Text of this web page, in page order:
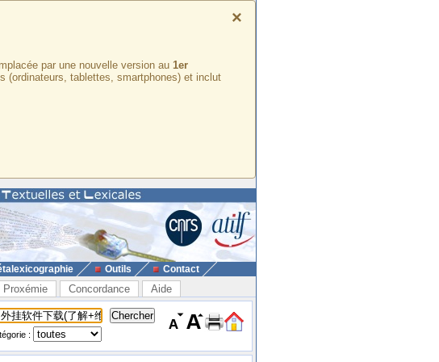
×
par une nouvelle version au 1er
(ordinateurs, tablettes, smartphones) et inclut
Outils Contact
Proxémie Concordance Aide
: